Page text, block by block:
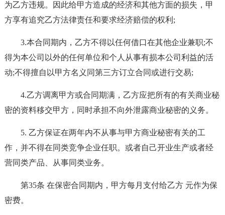
为乙方违规。因此给甲方造成的经济和其他方面的损失，甲
方享有追究乙方法律责任和要求经济赔偿的权利;
3.本合同期内，乙方不得以任何借口在其他企业兼职;不
得为本公司以外的任何单位和个人从事有损本公司利益的活
动;不得擅自以甲方名义同第三方订立合同或进行交易;
4.乙方调离甲方或合同期满，乙方应把所有的有关商业秘
密的资料移交甲方，同时承担不向外泄露商业秘密的义务。
5. 乙方保证在两年内不从事与甲方商业秘密有关的工
作，并不得在同类竞争企业任职。或者自己开业生产或者经
营同类产品、从事同类业务。
第35条 在保密合同期内，甲方每月支付给乙方 元作为保
密费。